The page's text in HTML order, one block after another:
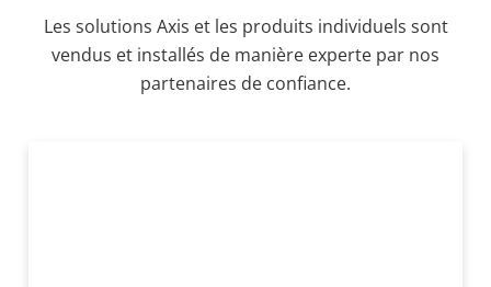
Les solutions Axis et les produits individuels sont
vendus et installés de manière experte par nos
partenaires de confiance.